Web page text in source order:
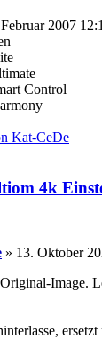
2007
Control
Kat-CeDe
4k
» 13. Oktober
Image.